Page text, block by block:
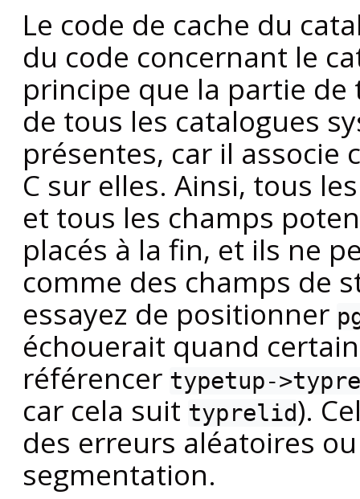
Le code de cache du
du code concernant le
principe que la partie
de tous les catalogues
présentes, car il
C sur elles. Ainsi, tous
et tous les champs
placés à la fin, et ils ne
comme des champs de
essayez de positionner
échouerait quand
référencer typetup-
car cela suit typrelid).
des erreurs aléatoires
segmentation.